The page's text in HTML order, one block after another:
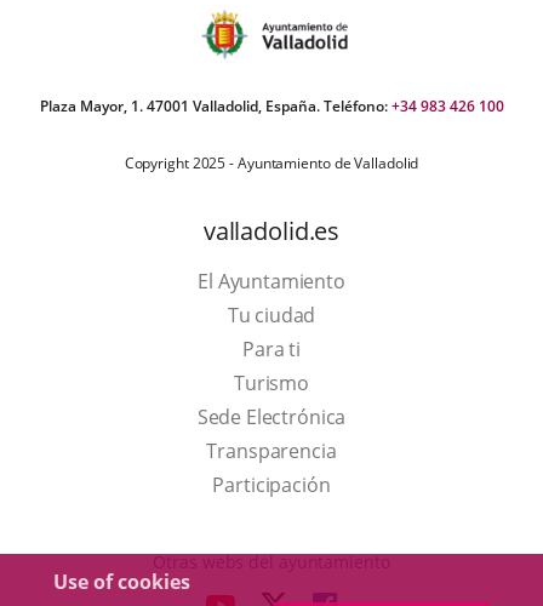
Use of cookies
Plaza Mayor, 1. 47001 Valladolid, España. Teléfono:+34 983 426 100
Copyright 2025 - Ayuntamiento de Valladolid
valladolid.es
El Ayuntamiento
Tu ciudad
Para ti
TurismoThis
link
will
open
a
Sede Electrónica
Transparencia
Participación
Otras webs del ayuntamiento